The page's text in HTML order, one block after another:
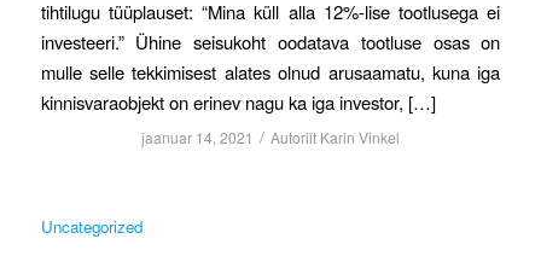
tihtilugu tüüplauset: “Mina küll alla 12%-lise tootlusega ei
investeeri.” Ühine seisukoht oodatava tootluse osas on
mulle selle tekkimisest alates olnud arusaamatu, kuna iga
kinnisvaraobjekt on erinev nagu ka iga investor, […]
jaanuar 14, 2021 / Autorilt Karin Vinkel
Uncategorized